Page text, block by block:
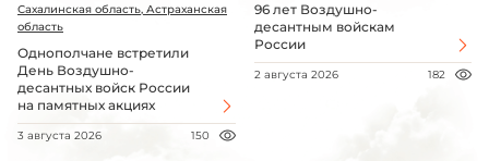
Сахалинская область, Астраханская
область
Однополчане встретили
День Воздушно-
десантных войск России
на памятных акциях
3 августа 2026 150
96 лет Воздушно-
десантным войскам
России
2 августа 2026 182